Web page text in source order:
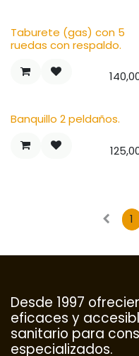
Taburete (gas) con 5
ruedas con respaldo.
Banquillo 2 peldaños.
1
Desde 1997
eficaces y
sanitario para
especializados.